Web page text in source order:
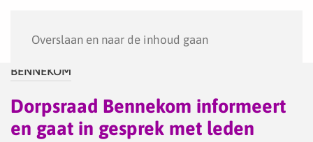
Overslaan en naar de inhoud gaan
BENNEKOM
Dorpsraad Bennekom informeert
en gaat in gesprek met leden